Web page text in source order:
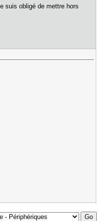
suis obligé de mettre hors